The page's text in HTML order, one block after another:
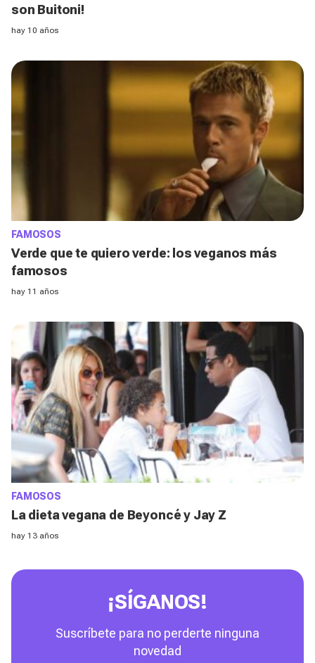
son Buitoni!
hay 10 años
FAMOSOS
Verde que te quiero verde: los veganos más
famosos
hay 11 años
FAMOSOS
La dieta vegana de Beyoncé y Jay Z
hay 13 años
¡SÍGANOS!
Suscríbete para no perderte ninguna
novedad